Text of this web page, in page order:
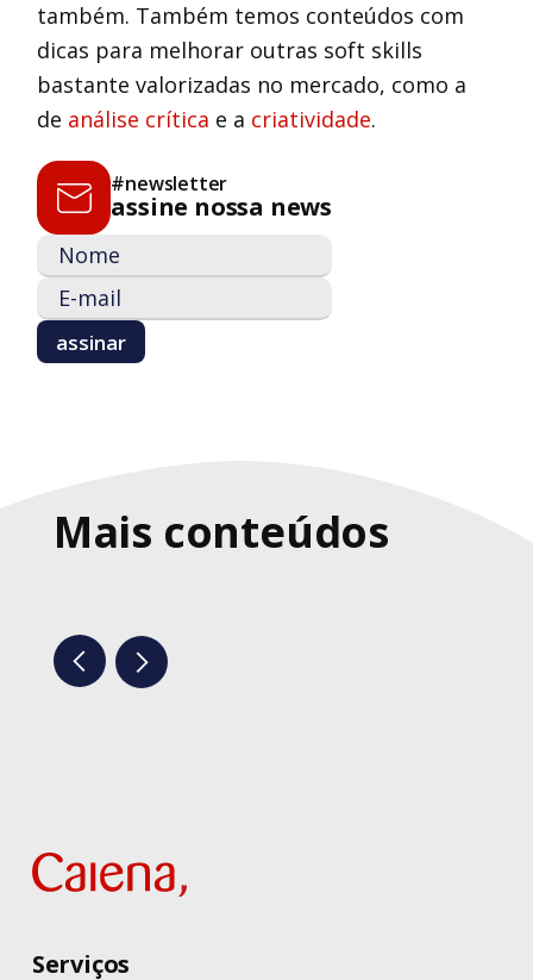
também. Também temos conteúdos com
dicas para melhorar outras soft skills
bastante valorizadas no mercado, como a
de análise crítica e a criatividade.
#newsletter
assine nossa news
Mais conteúdos
Serviços